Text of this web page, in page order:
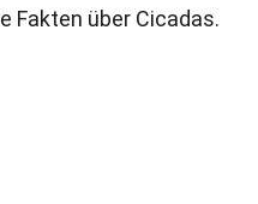
Fakten über Cicadas.